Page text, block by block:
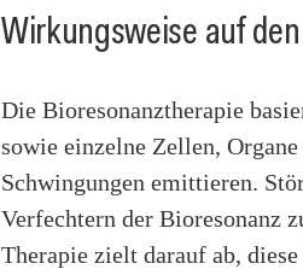
Wirkungsweise auf
Die Bioresonanztherapie
sowie einzelne Zellen,
Schwingungen emittieren.
Verfechtern der Bioresonanz
Therapie zielt darauf ab,